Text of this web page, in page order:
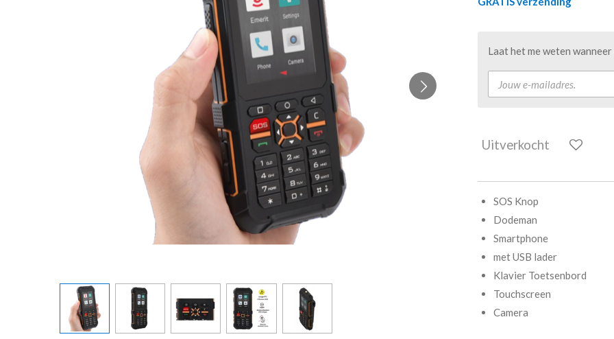
Laat het me weten
Uitverkocht
SOS Knop
Dodeman
Smartphone
met USB lader
Klavier Toetsenbord
Touchscreen
Camera